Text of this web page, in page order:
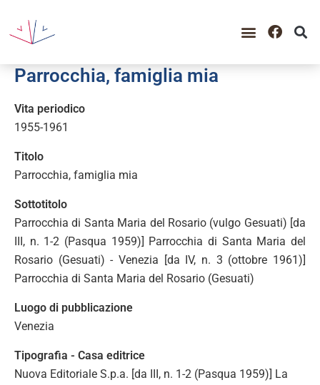
Parrocchia, famiglia mia
Vita periodico
1955-1961
Titolo
Parrocchia, famiglia mia
Sottotitolo
Parrocchia di Santa Maria del Rosario (vulgo Gesuati) [da
III, n. 1-2 (Pasqua 1959)] Parrocchia di Santa Maria del
Rosario (Gesuati) - Venezia [da IV, n. 3 (ottobre 1961)]
Parrocchia di Santa Maria del Rosario (Gesuati)
Luogo di pubblicazione
Venezia
Tipografia - Casa editrice
Nuova Editoriale S.p.a. [da III, n. 1-2 (Pasqua 1959)] La